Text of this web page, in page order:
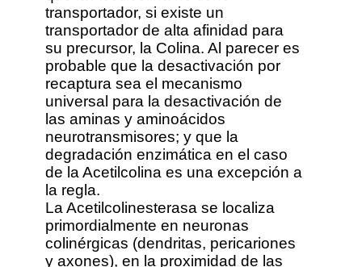
transportador, si existe un
transportador de alta afinidad para
su precursor, la Colina. Al parecer es
probable que la desactivación por
recaptura sea el mecanismo
universal para la desactivación de
las aminas y aminoácidos
neurotransmisores; y que la
degradación enzimática en el caso
de la Acetilcolina es una excepción a
la regla.
La Acetilcolinesterasa se localiza
primordialmente en neuronas
colinérgicas (dendritas, pericariones
y axones), en la proximidad de las